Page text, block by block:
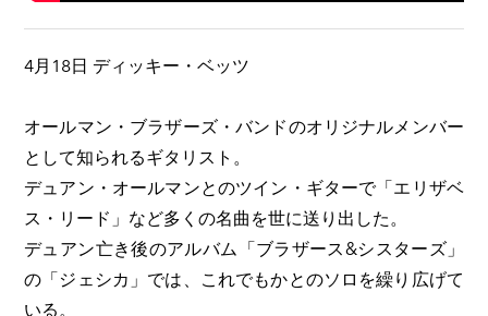
4月18日 ディッキー・ベッツ
オールマン・ブラザーズ・バンドのオリジナルメンバー
として知られるギタリスト。
デュアン・オールマンとのツイン・ギターで「エリザベ
ス・リード」など多くの名曲を世に送り出した。
デュアン亡き後のアルバム「ブラザース&シスターズ」
の「ジェシカ」では、これでもかとのソロを繰り広げて
いる。